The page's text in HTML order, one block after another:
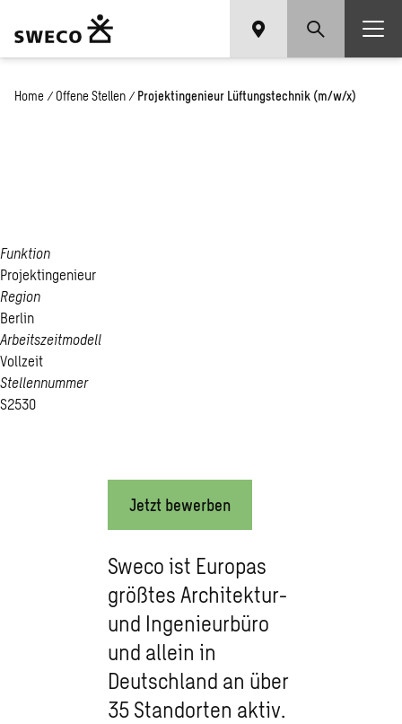
Home / Offene Stellen / Projektingenieur Lüftungstechnik (m/w/x)
Funktion
Projektingenieur
Region
Berlin
Arbeitszeitmodell
Vollzeit
Stellennummer
S2530
Jetzt bewerben
Sweco ist Europas
größtes Architektur-
und Ingenieurbüro
und allein in
Deutschland an über
35 Standorten aktiv.